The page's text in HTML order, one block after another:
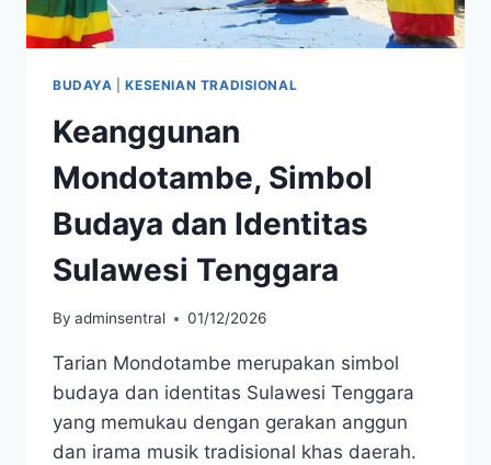
BUDAYA |KESENIAN TRADISIONAL
Keanggunan
Mondotambe, Simbol
Budaya dan Identitas
Sulawesi Tenggara
By adminsentral 01/12/2026
Tarian Mondotambe merupakan simbol
budaya dan identitas Sulawesi Tenggara
yang memukau dengan gerakan anggun
dan irama musik tradisional khas daerah.